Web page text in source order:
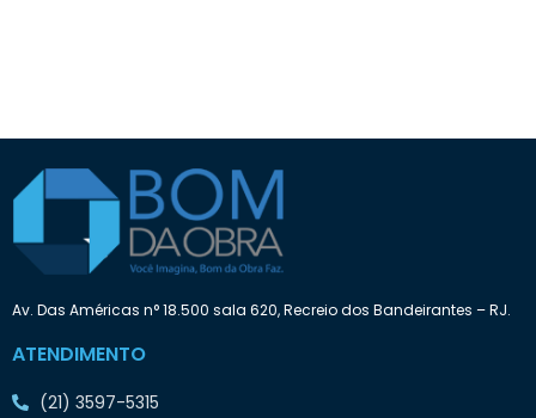
Av. Das Américas n° 18.500 sala 620, Recreio dos Bandeirantes – RJ.
ATENDIMENTO
(21) 3597-5315